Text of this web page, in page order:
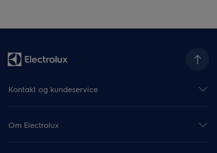
Kontakt og kundeservice
Om Electrolux